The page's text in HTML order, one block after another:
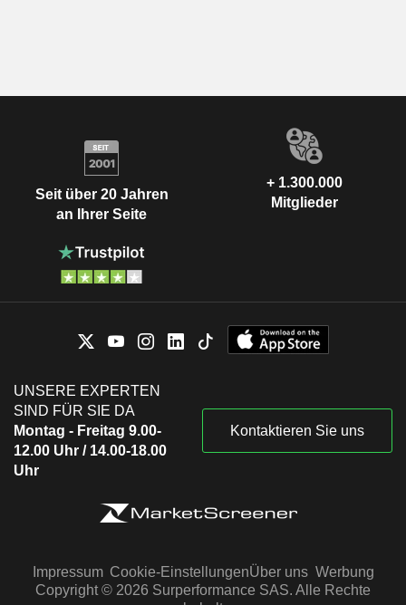
Seit über 20 Jahren
an Ihrer Seite
+ 1.300.000
Mitglieder
UNSERE EXPERTEN
SIND FÜR SIE DA
Montag - Freitag 9.00-
12.00 Uhr / 14.00-18.00
Uhr
Kontaktieren Sie uns
Impressum Cookie-EinstellungenÜber uns Werbung
Copyright © 2026 Surperformance SAS. Alle Rechte